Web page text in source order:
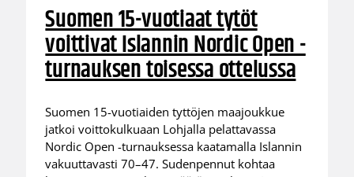
Suomen 15-vuotiaat tytöt
voittivat Islannin Nordic Open -
turnauksen toisessa ottelussa
Suomen 15-vuotiaiden tyttöjen maajoukkue
jatkoi voittokulkuaan Lohjalla pelattavassa
Nordic Open -turnauksessa kaatamalla Islannin
vakuuttavasti 70–47. Sudenpennut kohtaa